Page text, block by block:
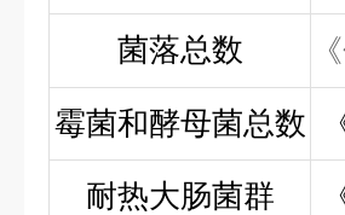
菌落总数
霉菌和酵母菌总数
耐热大肠菌群